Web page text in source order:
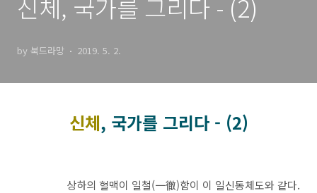
신체, 국가를 그리다 - (2)
by 북드라망 2019. 5. 2.
신체, 국가를 그리다 - (2)
상하의 혈맥이 일철(一徹)함이 이 일신동체도와 같다.